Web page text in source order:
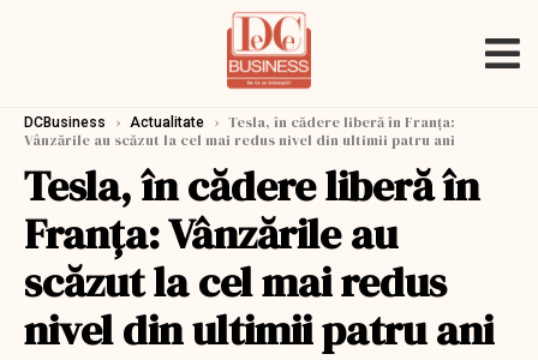
DCBusiness › Actualitate › Tesla, în cădere liberă în Franța:
Vânzările au scăzut la cel mai redus nivel din ultimii patru ani
Tesla, în cădere liberă în
Franța: Vânzările au
scăzut la cel mai redus
nivel din ultimii patru ani